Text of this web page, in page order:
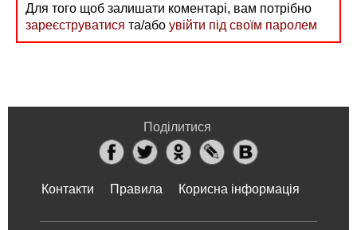
Для того щоб залишати коментарі, вам потрібно
зареєструватися та/або увійти під своїм паролем
Поділитися
Контакти Правила Корисна інформація